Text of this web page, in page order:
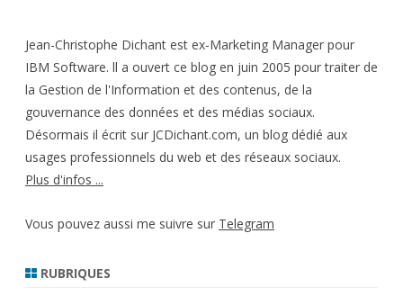
Jean-Christophe Dichant est ex-Marketing Manager pour
IBM Software. ll a ouvert ce blog en juin 2005 pour traiter de
la Gestion de l'Information et des contenus, de la
gouvernance des données et des médias sociaux.
Désormais il écrit sur JCDichant.com, un blog dédié aux
usages professionnels du web et des réseaux sociaux.
Plus d'infos ...
Vous pouvez aussi me suivre sur Telegram
RUBRIQUES